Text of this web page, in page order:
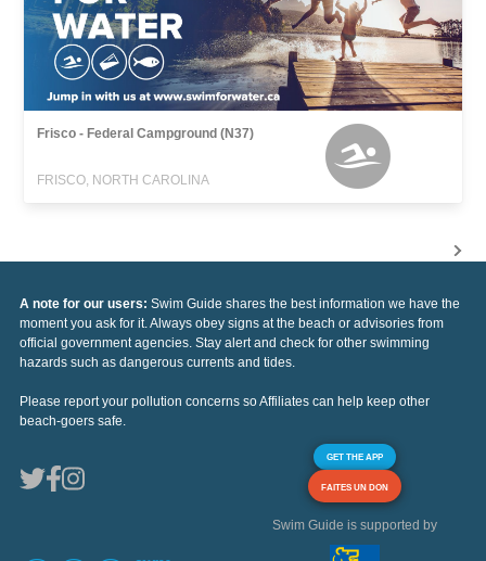
Frisco - Federal Campground (N37)
FRISCO, NORTH CAROLINA
A note for our users: Swim Guide shares the best information we have the
moment you ask for it. Always obey signs at the beach or advisories from
official government agencies. Stay alert and check for other swimming
hazards such as dangerous currents and tides.
Please report your pollution concerns so Affiliates can help keep other
beach-goers safe.
GET THE APP
FAITES UN DON
Swim Guide is supported by